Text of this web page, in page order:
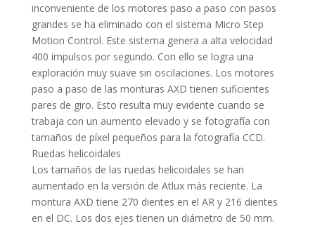
inconveniente de los motores paso a paso con pasos
grandes se ha eliminado con el sistema Micro Step
Motion Control. Este sistema genera a alta velocidad
400 impulsos por segundo. Con ello se logra una
exploración muy suave sin oscilaciones. Los motores
paso a paso de las monturas AXD tienen suficientes
pares de giro. Esto resulta muy evidente cuando se
trabaja con un aumento elevado y se fotografía con
tamaños de píxel pequeños para la fotografía CCD.
Ruedas helicoidales
Los tamaños de las ruedas helicoidales se han
aumentado en la versión de Atlux más reciente. La
montura AXD tiene 270 dientes en el AR y 216 dientes
en el DC. Los dos ejes tienen un diámetro de 50 mm.